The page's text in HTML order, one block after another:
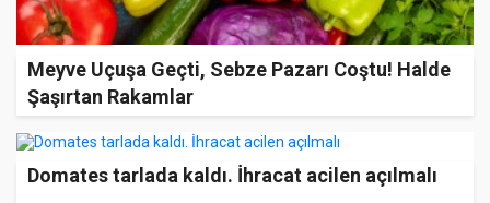
Meyve Uçuşa Geçti, Sebze Pazarı Coştu! Halde
Şaşırtan Rakamlar
Domates tarlada kaldı. İhracat acilen açılmalı